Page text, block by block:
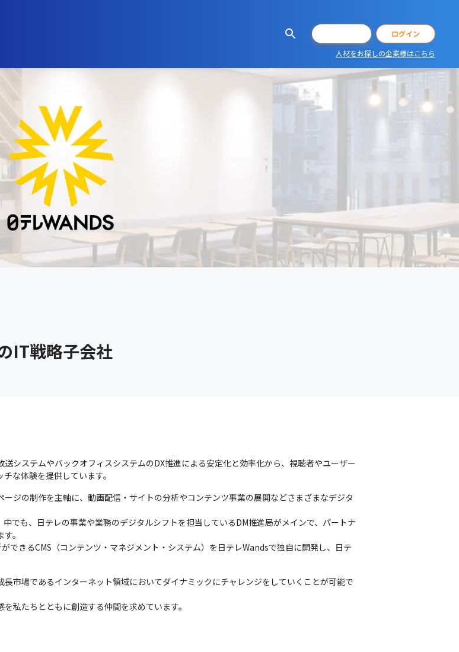
ログイン
人材をお探しの企業様はこちら
IT戦略子会社
システムやバックオフィスシステムのDX推進による安定化と効率化から、視聴者やユーザー
な体験を提供しています。
ジの制作を主軸に、動画配信・サイトの分析やコンテンツ事業の展開などさまざまなデジタ
でも、日テレの事業や業務のデジタルシフトを担当しているDM推進局がメインで、パートナ
。
できるCMS（コンテンツ・マネジメント・システム）を日テレWandsで独自に開発し、日テ
市場であるインターネット領域においてダイナミックにチャレンジをしていくことが可能で
私たちとともに創造する仲間を求めています。